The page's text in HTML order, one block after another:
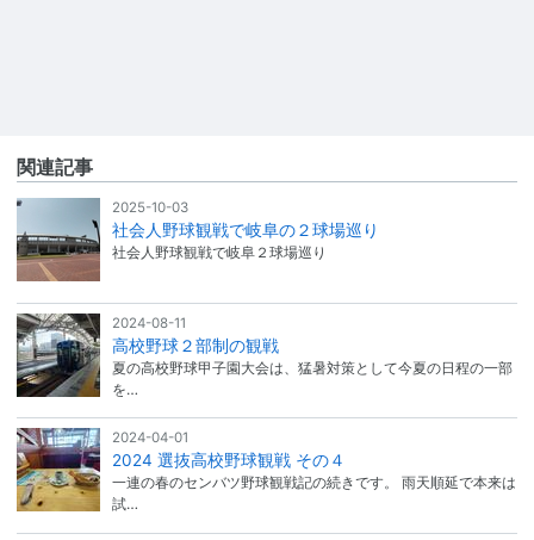
関連記事
2025-10-03
社会人野球観戦で岐阜の２球場巡り
社会人野球観戦で岐阜２球場巡り
2024-08-11
高校野球２部制の観戦
夏の高校野球甲子園大会は、猛暑対策として今夏の日程の一部
を…
2024-04-01
2024 選抜高校野球観戦 その４
一連の春のセンバツ野球観戦記の続きです。 雨天順延で本来は
試…